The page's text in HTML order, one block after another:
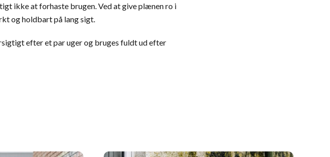
ikke at forhaste brugen. Ved at give plænen ro i
og holdbart på lang sigt.
efter et par uger og bruges fuldt ud efter